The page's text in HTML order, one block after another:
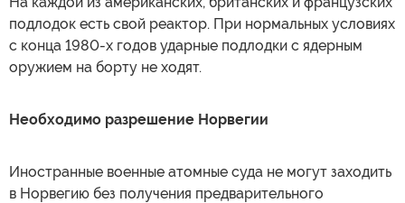
подлодок есть свой реактор. При нормальных условиях
с конца 1980-х годов ударные подлодки с ядерным
оружием на борту не ходят.
Необходимо разрешение Норвегии
Иностранные военные атомные суда не могут заходить
в Норвегию без получения предварительного